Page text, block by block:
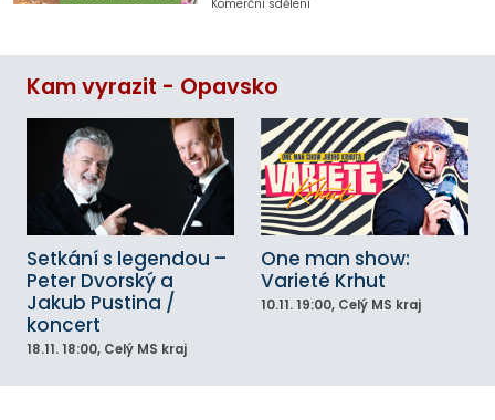
Komerční sdělení
Kam vyrazit - Opavsko
Setkání s legendou –
Peter Dvorský a
Jakub Pustina /
koncert
18.11. 18:00, Celý MS kraj
One man show:
Varieté Krhut
10.11. 19:00, Celý MS kraj